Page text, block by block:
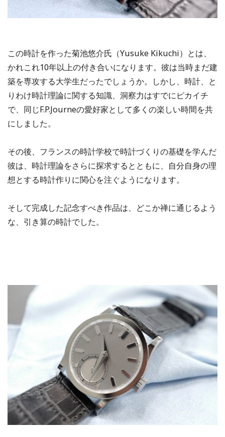
この時計を作った菊池悠介氏（Yusuke Kikuchi）とは、
かれこれ10年以上の付き合いになります。彼は当時まだ建
築を専攻する大学生だったでしょうか。しかし、時計、と
りわけ時計理論に関する知識、洞察力はすでにピカイチ
で、同じF.P.Journeの愛好家として多くの楽しい時間を共
にしました。
その後、フランスの時計学校で時計づくりの基礎を学んだ
彼は、時計理論をさらに探求するとともに、自分自身の理
想とする時計作りに関心を注ぐようになります。
そして完成した記念すべき作品は、どこか禅に通じるよう
な、引き算の時計でした。